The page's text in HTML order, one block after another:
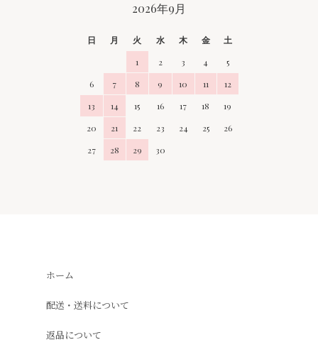
2026年9月
日 月 火 水 木 金
土
1
2 3 4
5
6
7 8 9 10 11
12
13
14 15 16 17 18
19
20
21 22 23 24 25
26
27
28 29 30
ホーム
配送・送料について
返品について